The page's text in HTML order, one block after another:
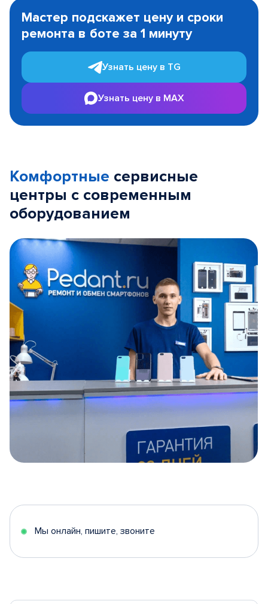
1
Мастер подскажет цену и сроки
ремонта в боте за 1 минуту
Узнать цену в TG
Узнать цену в MAX
Комфортные сервисные
центры с современным
оборудованием
5
Мы онлайн, пишите, звоните